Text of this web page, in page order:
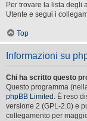
Per trovare la lista degli
Utente e segui i
Top
Informazioni su
Chi ha scritto questo
Questo programma
phpBB Limited . È reso
versione 2 (GPL-2.0) e
collegamento per